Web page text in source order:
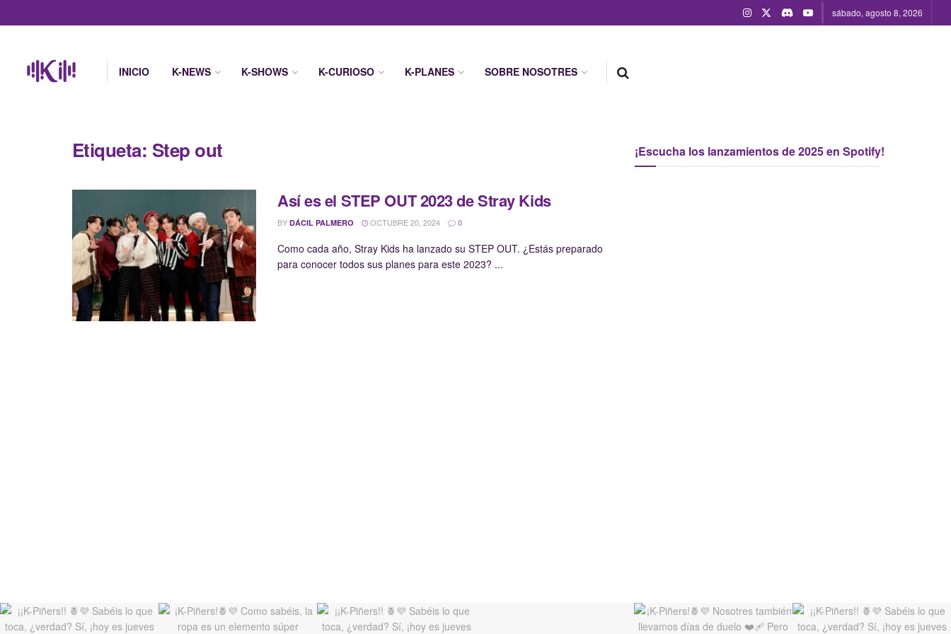
sábado, agosto 8, 2026
INICIO K-NEWS K-SHOWS K-CURIOSO K-PLANES SOBRE NOSOTRES
Etiqueta: Step out
Así es el STEP OUT 2023 de Stray Kids
BY DÁCIL PALMERO OCTUBRE 20, 2024 0
Como cada año, Stray Kids ha lanzado su STEP OUT. ¿Estás preparado
para conocer todos sus planes para este 2023? ...
¡Escucha los lanzamientos de 2025 en Spotify!